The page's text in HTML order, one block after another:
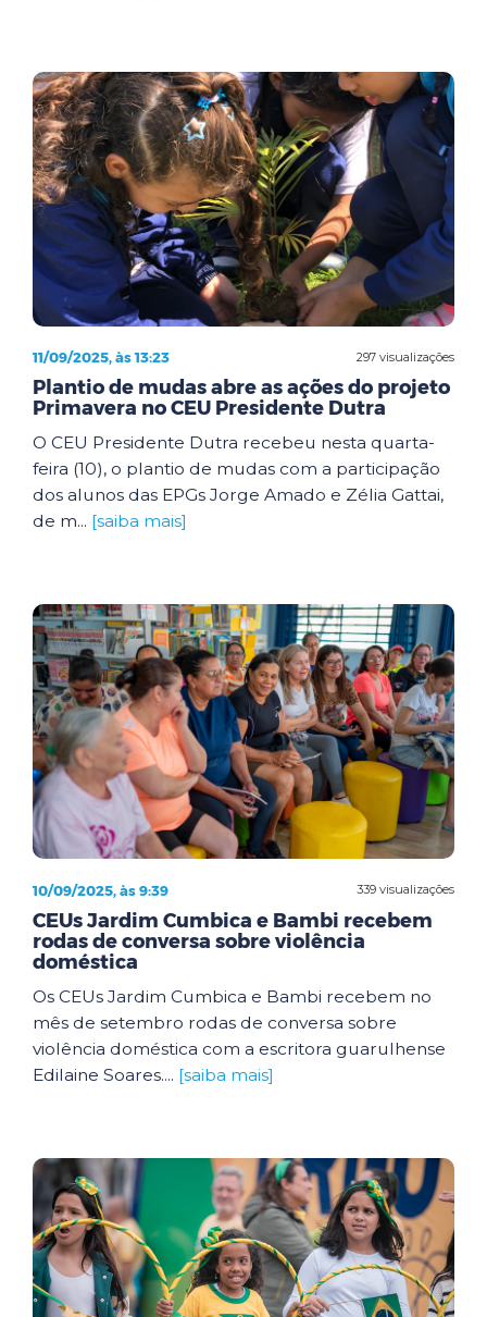
297 visualizações
11/09/2025, às 13:23
Plantio de mudas abre as ações do projeto
Primavera no CEU Presidente Dutra
O CEU Presidente Dutra recebeu nesta quarta-
feira (10), o plantio de mudas com a participação
dos alunos das EPGs Jorge Amado e Zélia Gattai,
de m... [saiba mais]
339 visualizações
10/09/2025, às 9:39
CEUs Jardim Cumbica e Bambi recebem
rodas de conversa sobre violência
doméstica
Os CEUs Jardim Cumbica e Bambi recebem no
mês de setembro rodas de conversa sobre
violência doméstica com a escritora guarulhense
Edilaine Soares.... [saiba mais]